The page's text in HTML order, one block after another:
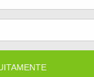
atender os 70% da
no ranking do